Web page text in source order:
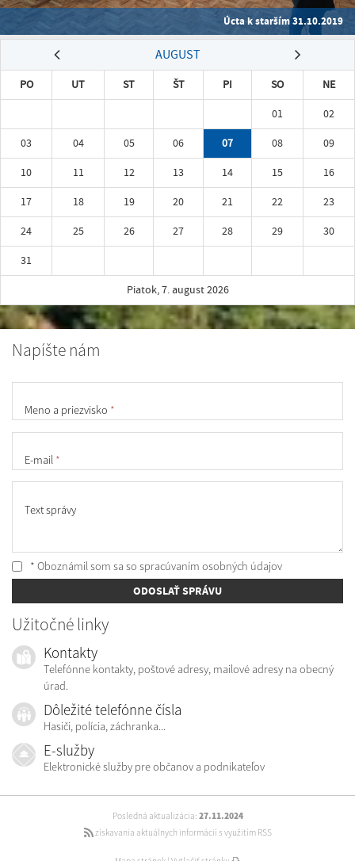
Úcta k starším 31.10.2019
AUGUST
PO UT ST ŠT PI SO
NE
01
02
03
04 05 06 07 08
09
10
11 12 13 14 15
16
17
18 19 20 21 22
23
24
25 26 27 28 29
30
31
Piatok, 7. august 2026
Napíšte nám
Meno a priezvisko *
E-mail *
Text správy
* Oboznámil som sa so spracúvaním osobných údajov
ODOSLAŤ SPRÁVU
Užitočné linky
Kontakty
Telefónne kontakty, poštové adresy, mailové adresy na obecný
úrad.
Dôležité telefónne čísla
Hasiči, polícia, záchranka...
E-služby
Elektronické služby pre občanov a podnikateľov
Posledná aktualizácia: 27.11.2024
získavania aktuálnych informácií s využitím RSS